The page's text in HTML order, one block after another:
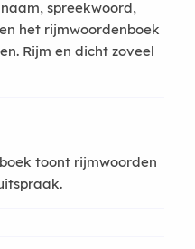
spreekwoord,
het rijmwoordenboek
Rijm en dicht zoveel
toont rijmwoorden